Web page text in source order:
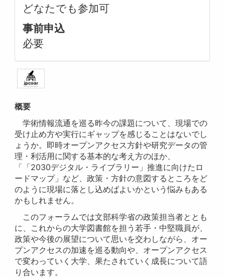
どなたでも参加可
事前申込
必要
概要
学術情報流通を巡る昨今の課題について、現場での
受け止め方や実行にギャップを感じることはないでし
ょうか。即時オープンアクセス方針や研究データの管
理・利活用に関する基本的な考え方のほか、
「「2030デジタル・ライブラリー」推進に向けたロ
ードマップ」など、政策・方針の意図するところをど
のように現場に落とし込めばよいかという悩みもある
かもしれません。
このフォーラムでは文部科学省の政策担当者ととも
に、これからの大学図書館を担う若手・中堅職員が、
政策や今後の展望について思いを交わしながら、オー
プンアクセスの加速を巡る動向や、オープンアクセス
で変わっていく大学、果たされていく成長について語
り合います。